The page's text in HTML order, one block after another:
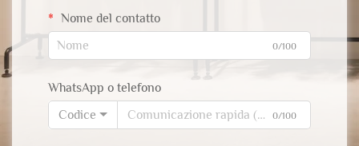
Nome del contatto
0/100
WhatsApp o telefono
Codice
0/100